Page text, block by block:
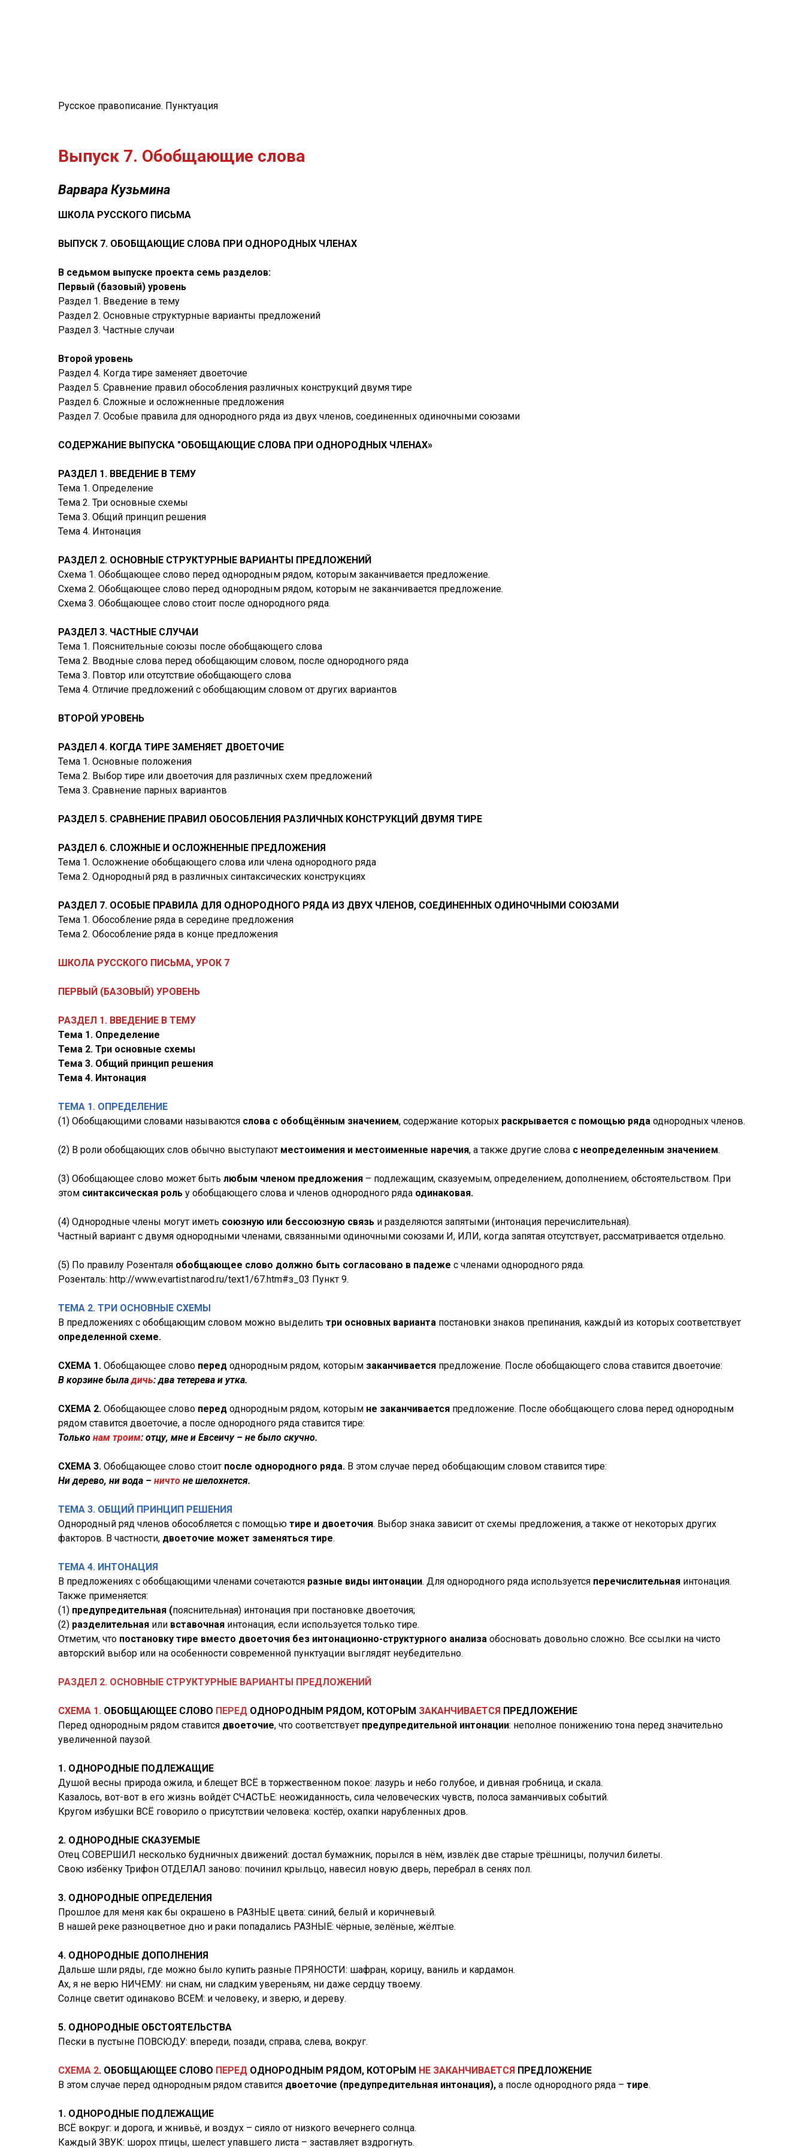
Русское правописание. Пунктуация
Выпуск 7. Обобщающие слова
Варвара Кузьмина
ШКОЛА РУССКОГО ПИСЬМА
ВЫПУСК 7. ОБОБЩАЮЩИЕ СЛОВА ПРИ ОДНОРОДНЫХ ЧЛЕНАХ
В седьмом выпуске проекта семь разделов:
Первый (базовый) уровень
Раздел 1. Введение в тему
Раздел 2. Основные структурные варианты предложений
Раздел 3. Частные случаи
Второй уровень
Раздел 4. Когда тире заменяет двоеточие
Раздел 5. Сравнение правил обособления различных конструкций двумя тире
Раздел 6. Сложные и осложненные предложения
Раздел 7. Особые правила для однородного ряда из двух членов, соединенных одиночными союзами
СОДЕРЖАНИЕ ВЫПУСКА "ОБОБЩАЮЩИЕ СЛОВА ПРИ ОДНОРОДНЫХ ЧЛЕНАХ»
РАЗДЕЛ 1. ВВЕДЕНИЕ В ТЕМУ
Тема 1. Определение
Тема 2. Три основные схемы
Тема 3. Общий принцип решения
Тема 4. Интонация
РАЗДЕЛ 2. ОСНОВНЫЕ СТРУКТУРНЫЕ ВАРИАНТЫ ПРЕДЛОЖЕНИЙ
Схема 1. Обобщающее слово перед однородным рядом, которым заканчивается предложение.
Схема 2. Обобщающее слово перед однородным рядом, которым не заканчивается предложение.
Схема 3. Обобщающее слово стоит после однородного ряда.
РАЗДЕЛ 3. ЧАСТНЫЕ СЛУЧАИ
Тема 1. Пояснительные союзы после обобщающего слова
Тема 2. Вводные слова перед обобщающим словом, после однородного ряда
Тема 3. Повтор или отсутствие обобщающего слова
Тема 4. Отличие предложений с обобщающим словом от других вариантов
ВТОРОЙ УРОВЕНЬ
РАЗДЕЛ 4. КОГДА ТИРЕ ЗАМЕНЯЕТ ДВОЕТОЧИЕ
Тема 1. Основные положения
Тема 2. Выбор тире или двоеточия для различных схем предложений
Тема 3. Сравнение парных вариантов
РАЗДЕЛ 5. СРАВНЕНИЕ ПРАВИЛ ОБОСОБЛЕНИЯ РАЗЛИЧНЫХ КОНСТРУКЦИЙ ДВУМЯ ТИРЕ
РАЗДЕЛ 6. СЛОЖНЫЕ И ОСЛОЖНЕННЫЕ ПРЕДЛОЖЕНИЯ
Тема 1. Осложнение обобщающего слова или члена однородного ряда
Тема 2. Однородный ряд в различных синтаксических конструкциях
РАЗДЕЛ 7. ОСОБЫЕ ПРАВИЛА ДЛЯ ОДНОРОДНОГО РЯДА ИЗ ДВУХ ЧЛЕНОВ, СОЕДИНЕННЫХ ОДИНОЧНЫМИ СОЮЗАМИ
Тема 1. Обособление ряда в середине предложения
Тема 2. Обособление ряда в конце предложения
ШКОЛА РУССКОГО ПИСЬМА, УРОК 7
ПЕРВЫЙ (БАЗОВЫЙ) УРОВЕНЬ
РАЗДЕЛ 1. ВВЕДЕНИЕ В ТЕМУ
Тема 1. Определение
Тема 2. Три основные схемы
Тема 3. Общий принцип решения
Тема 4. Интонация
ТЕМА 1. ОПРЕДЕЛЕНИЕ
(1) Обобщающими словами называются слова с обобщённым значением, содержание которых раскрывается с помощью ряда однородных членов.
(2) В роли обобщающих слов обычно выступают местоимения и местоименные наречия, а также другие слова с неопределенным значением.
(3) Обобщающее слово может быть любым членом предложения – подлежащим, сказуемым, определением, дополнением, обстоятельством. При
этом синтаксическая роль у обобщающего слова и членов однородного ряда одинаковая.
(4) Однородные члены могут иметь союзную или бессоюзную связь и разделяются запятыми (интонация перечислительная).
Частный вариант с двумя однородными членами, связанными одиночными союзами И, ИЛИ, когда запятая отсутствует, рассматривается отдельно.
(5) По правилу Розенталя обобщающее слово должно быть согласовано в падеже с членами однородного ряда.
Розенталь: http://www.evartist.narod.ru/text1/67.htm#з_03 Пункт 9.
ТЕМА 2. ТРИ ОСНОВНЫЕ СХЕМЫ
В предложениях с обобщающим словом можно выделить три основных варианта постановки знаков препинания, каждый из которых соответствует
определенной схеме.
СХЕМА 1. Обобщающее слово перед однородным рядом, которым заканчивается предложение. После обобщающего слова ставится двоеточие:
В корзине быладичь: два тетерева и утка.
СХЕМА 2. Обобщающее слово перед однородным рядом, которым не заканчивается предложение. После обобщающего слова перед однородным
рядом ставится двоеточие, а после однородного ряда ставится тире:
Только нам троим: отцу, мне и Евсеичу – не было скучно.
СХЕМА 3. Обобщающее слово стоит после однородного ряда. В этом случае перед обобщающим словом ставится тире:
Ни дерево, ни вода – ничто не шелохнется.
ТЕМА 3. ОБЩИЙ ПРИНЦИП РЕШЕНИЯ
Однородный ряд членов обособляется с помощью тире и двоеточия. Выбор знака зависит от схемы предложения, а также от некоторых других
факторов. В частности, двоеточие может заменяться тире.
ТЕМА 4. ИНТОНАЦИЯ
В предложениях с обобщающими членами сочетаются разные виды интонации. Для однородного ряда используется перечислительная интонация.
Также применяется:
(1) предупредительная (пояснительная) интонация при постановке двоеточия;
(2) разделительная или вставочная интонация, если используется только тире.
Отметим, что постановку тире вместо двоеточия без интонационно-структурного анализа обосновать довольно сложно. Все ссылки на чисто
авторский выбор или на особенности современной пунктуации выглядят неубедительно.
РАЗДЕЛ 2. ОСНОВНЫЕ СТРУКТУРНЫЕ ВАРИАНТЫ ПРЕДЛОЖЕНИЙ
СХЕМА 1. ОБОБЩАЮЩЕЕ СЛОВО ПЕРЕД ОДНОРОДНЫМ РЯДОМ, КОТОРЫМ ЗАКАНЧИВАЕТСЯ ПРЕДЛОЖЕНИЕ
Перед однородным рядом ставится двоеточие, что соответствует предупредительной интонации: неполное понижению тона перед значительно
увеличенной паузой.
1. ОДНОРОДНЫЕ ПОДЛЕЖАЩИЕ
Душой весны природа ожила, и блещет ВСЁ в торжественном покое: лазурь и небо голубое, и дивная гробница, и скала.
Казалось, вот-вот в его жизнь войдёт СЧАСТЬЕ: неожиданность, сила человеческих чувств, полоса заманчивых событий.
Кругом избушки ВСЁ говорило о присутствии человека: костёр, охапки нарубленных дров.
2. ОДНОРОДНЫЕ СКАЗУЕМЫЕ
Отец СОВЕРШИЛ несколько будничных движений: достал бумажник, порылся в нём, извлёк две старые трёшницы, получил билеты.
Свою избёнку Трифон ОТДЕЛАЛ заново: починил крыльцо, навесил новую дверь, перебрал в сенях пол.
3. ОДНОРОДНЫЕ ОПРЕДЕЛЕНИЯ
Прошлое для меня как бы окрашено в РАЗНЫЕ цвета: синий, белый и коричневый.
В нашей реке разноцветное дно и раки попадались РАЗНЫЕ: чёрные, зелёные, жёлтые.
4. ОДНОРОДНЫЕ ДОПОЛНЕНИЯ
Дальше шли ряды, где можно было купить разные ПРЯНОСТИ: шафран, корицу, ваниль и кардамон.
Ах, я не верю НИЧЕМУ: ни снам, ни сладким увереньям, ни даже сердцу твоему.
Солнце светит одинаково ВСЕМ: и человеку, и зверю, и дереву.
5. ОДНОРОДНЫЕ ОБСТОЯТЕЛЬСТВА
Пески в пустыне ПОВСЮДУ: впереди, позади, справа, слева, вокруг.
СХЕМА 2. ОБОБЩАЮЩЕЕ СЛОВО ПЕРЕД ОДНОРОДНЫМ РЯДОМ, КОТОРЫМ НЕ ЗАКАНЧИВАЕТСЯ ПРЕДЛОЖЕНИЕ
В этом случае перед однородным рядом ставится двоеточие (предупредительная интонация), а после однородного ряда – тире.
1. ОДНОРОДНЫЕ ПОДЛЕЖАЩИЕ
ВСЁ вокруг: и дорога, и жнивьё, и воздух – сияло от низкого вечернего солнца.
Каждый ЗВУК: шорох птицы, шелест упавшего листа – заставляет вздрогнуть.